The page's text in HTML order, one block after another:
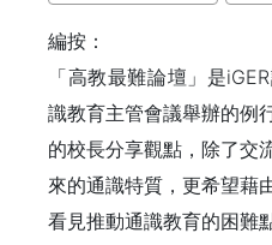
編按：
「高教最難論壇」是
識教育主管會議舉辦的例
的校長分享觀點，除了交
來的通識特質，更希望藉
看見推動通識教育的困難